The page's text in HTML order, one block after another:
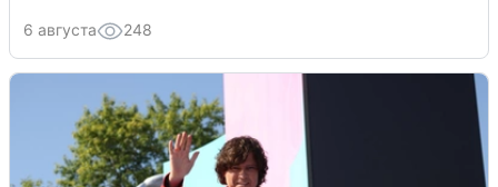
6 августа 248